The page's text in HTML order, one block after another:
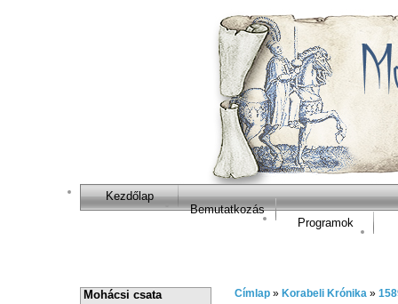
Kezdőlap
Bemutatkozás
Programok
Mohácsi csata Címlap » Korabeli Krónika »